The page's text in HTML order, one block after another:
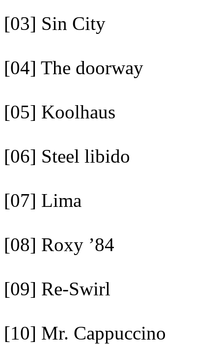
[03] Sin City
[04] The doorway
[05] Koolhaus
[06] Steel libido
[07] Lima
[08] Roxy ’84
[09] Re-Swirl
[10] Mr. Cappuccino